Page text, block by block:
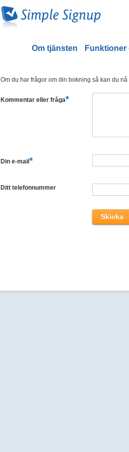
Om tjänsten Funktioner
Om du har frågor om din bokning så kan du
Kommentar eller fråga*
Din e-mail*
Ditt telefonnummer